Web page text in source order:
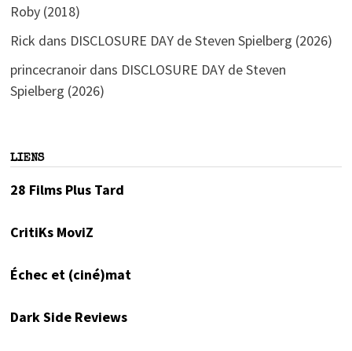
Roby (2018)
Rick dans DISCLOSURE DAY de Steven Spielberg (2026)
princecranoirdans DISCLOSURE DAY de Steven
Spielberg (2026)
LIENS
28 Films Plus Tard
CritiKs MoviZ
Échec et (ciné)mat
Dark Side Reviews